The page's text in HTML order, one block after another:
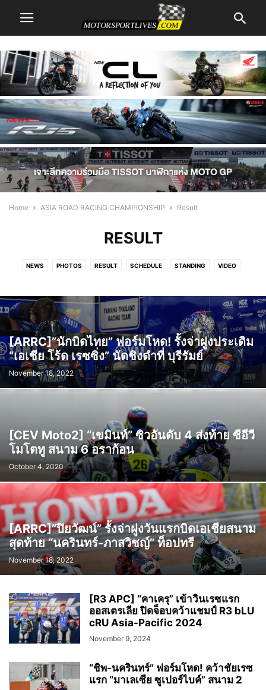
Home ASIA ROAD RACING CHAMPIONSHIP Result
RESULT
NEWS PHOTOS RESULT SCHEDULE STANDING VIDEO
[ARRC]”นักบิดไทย” ฟอร์มโหด! รั้งจ่าฝูงประเดิม
“เอเชีย โร้ด เรซซิ่ง” นัดชิงดำที่ บุรีรัมย์
November 18, 2022
[CEV Moto2] “เขมินท์” ซิวอันดับ 4 ส่งท้าย ซีอีวี
โมโตทู สนาม 6 อราก้อน
October 4, 2020
[ARRC]”ปิยวัฒน์” รั้งจ่าฝูงวันแรกบิดเอเชียสนาม
สุดท้าย “นครินทร์-ภาสวิชญ์” ท็อปทรี
November 18, 2022
[R3 APC] “คาเครุ” เข้าวินเรซแรก
ออสเตรเลีย ปิดจ็อบคว้าแชมป์ R3 bLU
cRU Asia-Pacific 2024
November 9, 2024
“ชิพ-นครินทร์” ฟอร์มโหด! คว้าชัยเรซ
แรก “มาเลเซีย ซูเปอร์ไบค์” สนาม 2